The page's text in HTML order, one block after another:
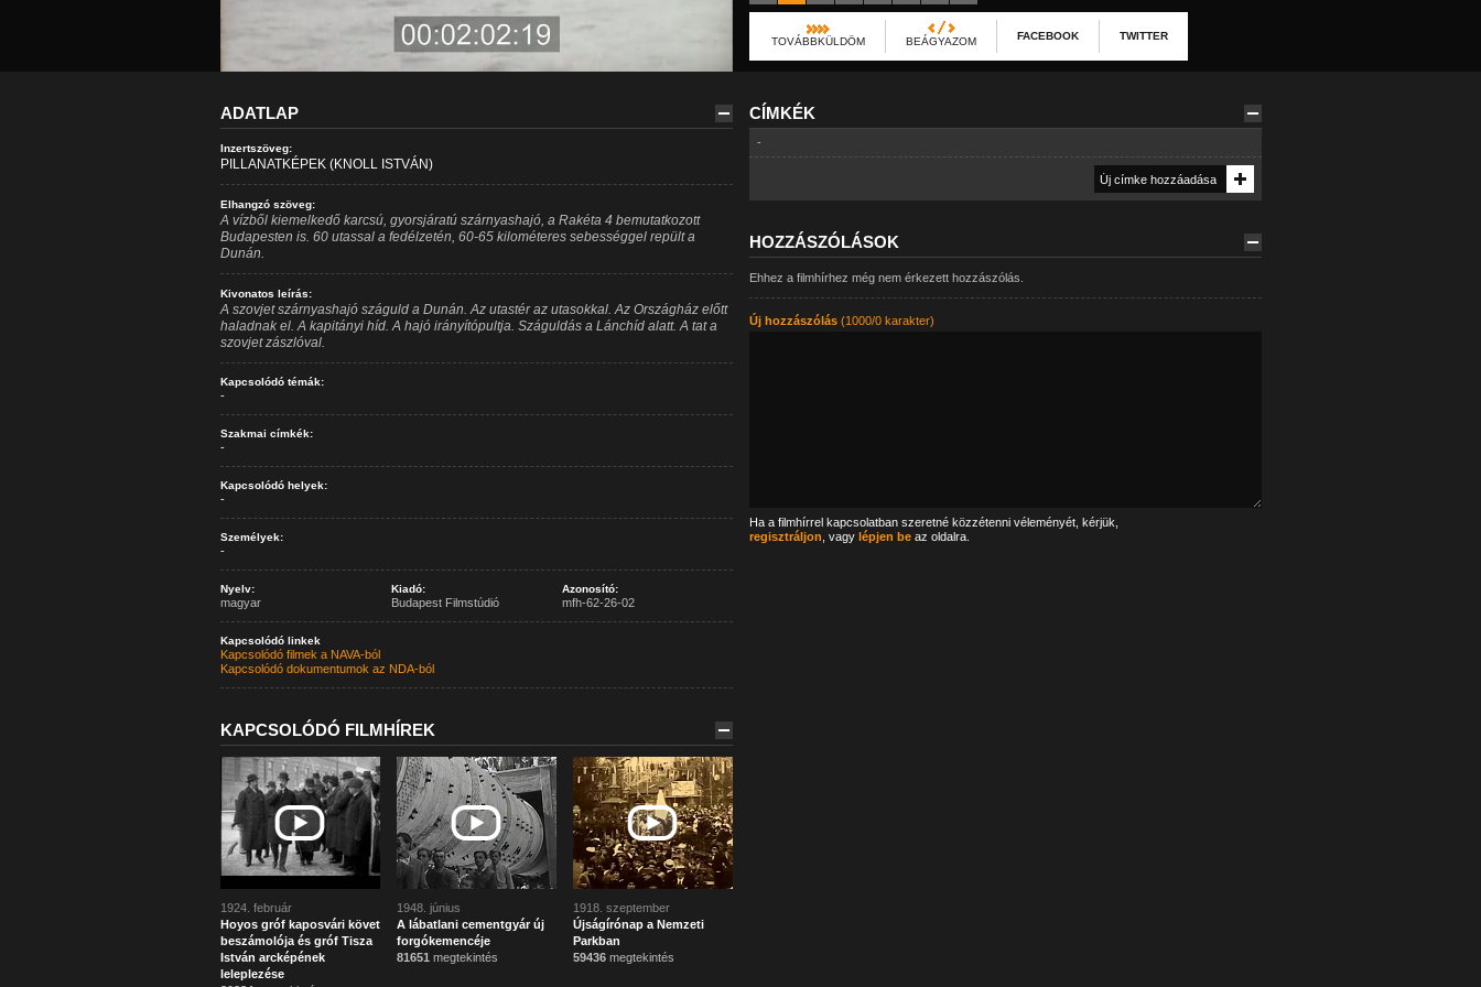
TOVÁBBKÜLDÖM BEÁGYAZOM FACEBOOK TWITTER
ADATLAP
Inzertszöveg:
PILLANATKÉPEK (KNOLL ISTVÁN)
Elhangzó szöveg:
A vízből kiemelkedő karcsú, gyorsjáratú szárnyashajó, a Rakéta 4 bemutatkozott
Budapesten is. 60 utassal a fedélzetén, 60-65 kilométeres sebességgel repült a
Dunán.
Kivonatos leírás:
A szovjet szárnyashajó száguld a Dunán. Az utastér az utasokkal. Az Országház előtt
haladnak el. A kapitányi híd. A hajó irányítópultja. Száguldás a Lánchíd alatt. A tat a
szovjet zászlóval.
Kapcsolódó témák:
-
Szakmai címkék:
-
Kapcsolódó helyek:
-
Személyek:
-
Nyelv:
magyar
Kiadó:
Budapest Filmstúdió
Azonosító:
mfh-62-26-02
Kapcsolódó linkek
Kapcsolódó filmek a NAVA-ból
Kapcsolódó dokumentumok az NDA-ból
KAPCSOLÓDÓ FILMHÍREK
1924. február
Hoyos gróf kaposvári követ
beszámolója és gróf Tisza
István arcképének
leleplezése
1948. június
A lábatlani cementgyár új
forgókemencéje
81651 megtekintés
1918. szeptember
Újságírónap a Nemzeti
Parkban
59436megtekintés
CÍMKÉK
-
HOZZÁSZÓLÁSOK
Ehhez a filmhírhez még nem érkezett hozzászólás.
Új hozzászólás(1000/0 karakter)
Ha a filmhírrel kapcsolatban szeretné közzétenni véleményét, kérjük,
regisztráljon , vagy lépjen beaz oldalra.